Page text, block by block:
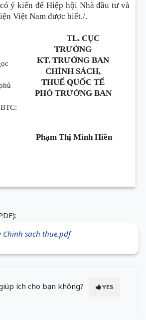
ý kiến để Hiệp hội Nhà đầu tư và
Việt Nam được biết./.
TL. CỤC
TRƯỞNG
KT. TRƯỞNG BAN
CHÍNH SÁCH,
THUẾ QUỐC TẾ
PHÓ TRƯỞNG BAN
Phạm Thị Minh Hiền
Chinh sach thue.pdf
ích cho bạn không?
YES